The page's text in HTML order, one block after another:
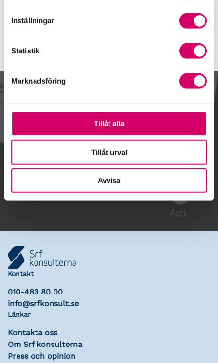
Inställningar
Statistik
Marknadsföring
Tillåt alla
Tillåt urval
Avvisa
Lägg till i kalender
Kontakt
010-483 80 00
info@srfkonsult.se
Länkar
Kontakta oss
Om Srf konsulterna
Press och opinion